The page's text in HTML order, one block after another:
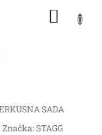
SADA
Značka:STAGG